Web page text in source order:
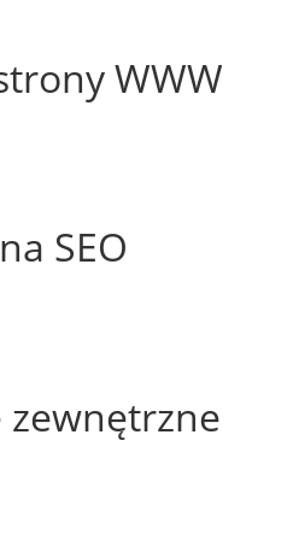
WWW
SEO
zewnętrzne